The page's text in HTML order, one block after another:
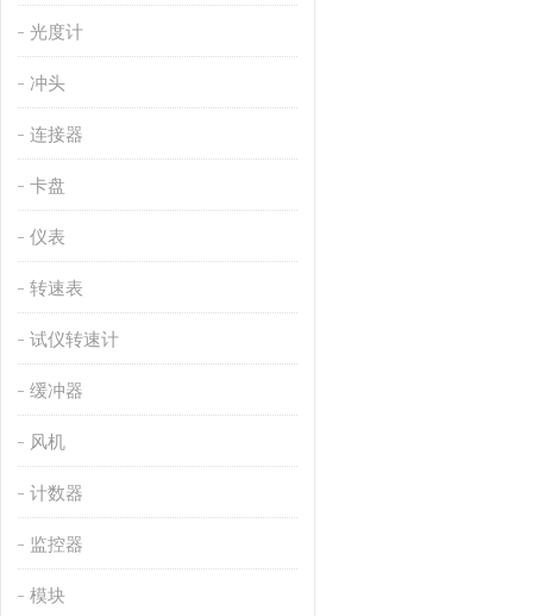
光度计
冲头
连接器
卡盘
仪表
转速表
试仪转速计
缓冲器
风机
计数器
监控器
模块